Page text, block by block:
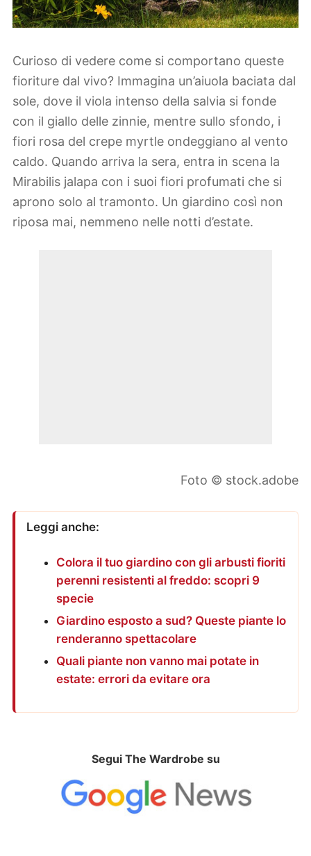
Curioso di vedere come si comportano queste
fioriture dal vivo? Immagina un’aiuola baciata dal
sole, dove il viola intenso della salvia si fonde
con il giallo delle zinnie, mentre sullo sfondo, i
fiori rosa del crepe myrtle ondeggiano al vento
caldo. Quando arriva la sera, entra in scena la
Mirabilis jalapa con i suoi fiori profumati che si
aprono solo al tramonto. Un giardino così non
riposa mai, nemmeno nelle notti d’estate.
Foto © stock.adobe
Leggi anche:
Colora il tuo giardino con gli arbusti fioriti
perenni resistenti al freddo: scopri 9
specie
Giardino esposto a sud? Queste piante lo
renderanno spettacolare
Quali piante non vanno mai potate in
estate: errori da evitare ora
Segui The Wardrobe su